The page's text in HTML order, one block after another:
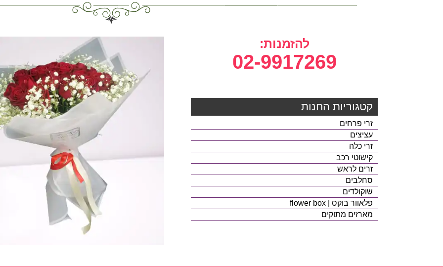
להזמנות:
02-9917269
קטגוריות החנות
זרי פרחים
עציצים
זרי כלה
קישוטי רכב
זרים לראש
סחלבים
שוקולדים
פלאוור בוקס | flower box
מארזים מתוקים